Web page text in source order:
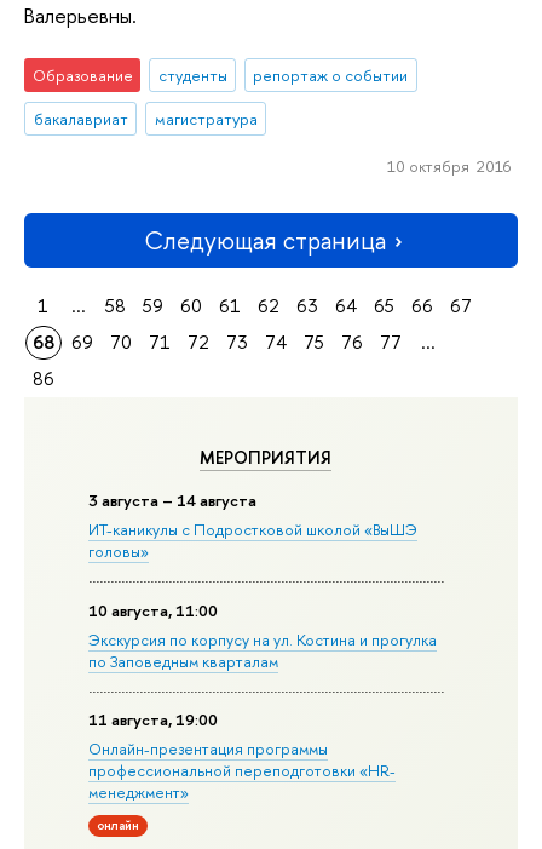
МЕРОПРИЯТИЯ
3 августа – 14 августа
ИТ-каникулы с Подростковой школой «ВыШЭ
головы»
10 августа, 11:00
Экскурсия по корпусу на ул. Костина и прогулка
по Заповедным кварталам
11 августа, 19:00
Онлайн-презентация программы
профессиональной переподготовки «HR-
менеджмент»
онлайн
Валерьевны.
Образование студенты
репортаж о событии
бакалавриат
магистратура
10 октября 2016
Следующая страница
1 ... 58 59 60 61 62 63 64 65 66
67
68
69 70 71 72 73 74 75 76 77
...
86